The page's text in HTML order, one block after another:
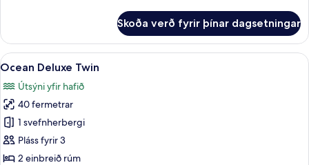
King
Bed
Superior
(No
View)
Bed
Skoða verð fyrir þínar dagsetningar
Skoða
allar
myndir
fyrir
Ocean
Deluxe
Twin
Ocean Deluxe Twin | Míníbar,
10
Ocean Deluxe Twin
Útsýni yfir hafið
40 fermetrar
1 svefnherbergi
Pláss fyrir 3
2 einbreið rúm